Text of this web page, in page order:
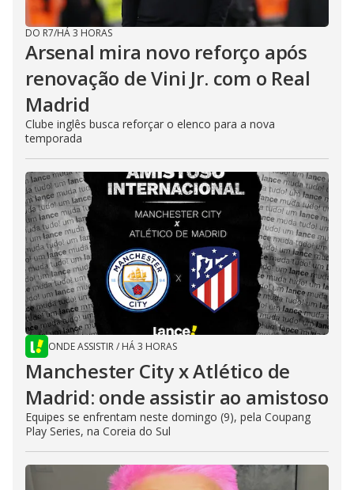
DO R7/HÁ 3 HORAS
Arsenal mira novo reforço após
renovação de Vini Jr. com o Real
Madrid
Clube inglês busca reforçar o elenco para a nova
temporada
ONDE ASSISTIR/ HÁ 3 HORAS
Manchester City x Atlético de
Madrid: onde assistir ao amistoso
Equipes se enfrentam neste domingo (9), pela Coupang
Play Series, na Coreia do Sul